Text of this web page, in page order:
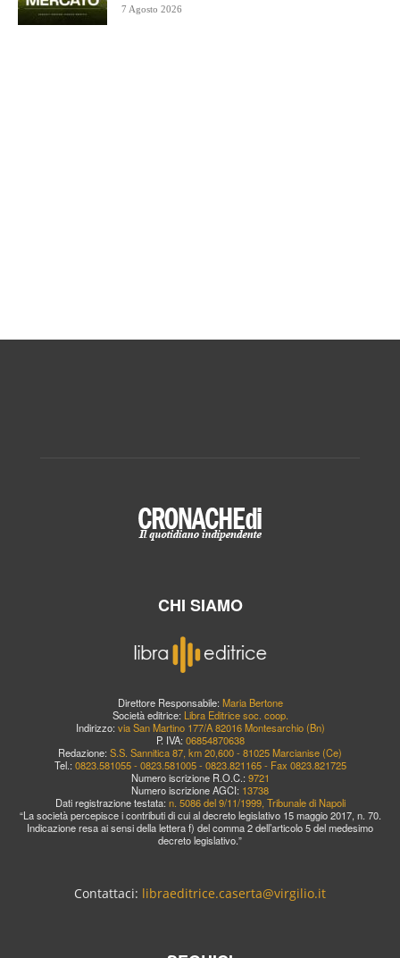
7 Agosto 2026
CHI SIAMO
Direttore Responsabile: Maria Bertone
Società editrice: Libra Editrice soc. coop.
Indirizzo: via San Martino 177/A 82016 Montesarchio (Bn)
P. IVA: 06854870638
Redazione: S.S. Sannitica 87, km 20,600 - 81025 Marcianise (Ce)
Tel.: 0823.581055 - 0823.581005 - 0823.821165 - Fax 0823.821725
Numero iscrizione R.O.C.: 9721
Numero iscrizione AGCI: 13738
Dati registrazione testata: n. 5086 del 9/11/1999, Tribunale di Napoli
“La società percepisce i contributi di cui al decreto legislativo 15 maggio 2017, n. 70.
Indicazione resa ai sensi della lettera f) del comma 2 dell’articolo 5 del medesimo
decreto legislativo.”
Contattaci: libraeditrice.caserta@virgilio.it